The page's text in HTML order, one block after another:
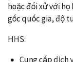
hoặc đối xử với
gốc quốc gia, độ
HHS:
Cung cấp dịch